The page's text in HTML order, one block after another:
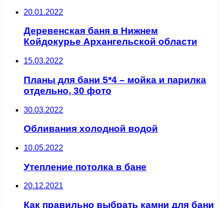
20.01.2022
Деревенская баня в Нижнем
Койдокурье Архангельской области
15.03.2022
Планы для бани 5*4 – мойка и парилка
отдельно, 30 фото
30.03.2022
Обливания холодной водой
10.05.2022
Утепление потолка в бане
20.12.2021
Как правильно выбрать камни для бани